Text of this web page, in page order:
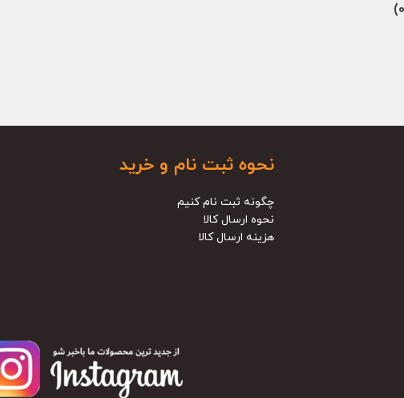
نحوه ثبت نام و خرید
چگونه ثبت نام کنیم
نحوه ارسال کالا
هزینه ارسال کالا